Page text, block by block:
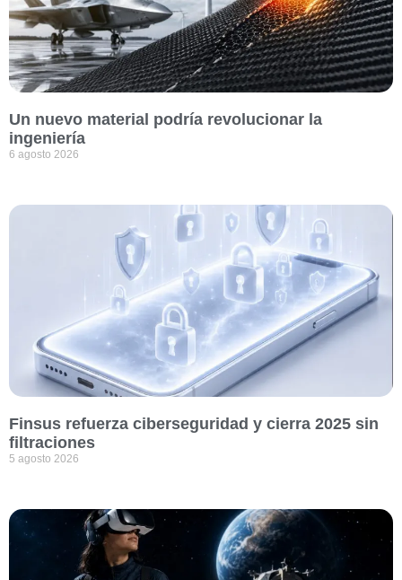
Un nuevo material podría revolucionar la
ingeniería
6 agosto 2026
Finsus refuerza ciberseguridad y cierra 2025 sin
filtraciones
5 agosto 2026